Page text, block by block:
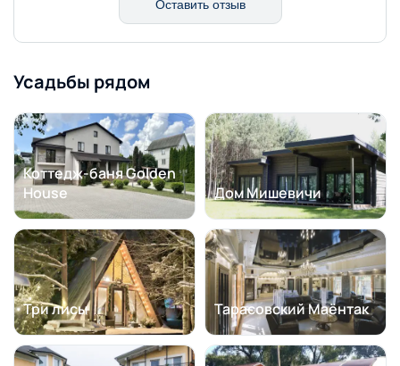
Оставить отзыв
Усадьбы рядом
Коттедж-баня Golden
House
Дом Мишевичи
Три лисы Тарасовский Маёнтак